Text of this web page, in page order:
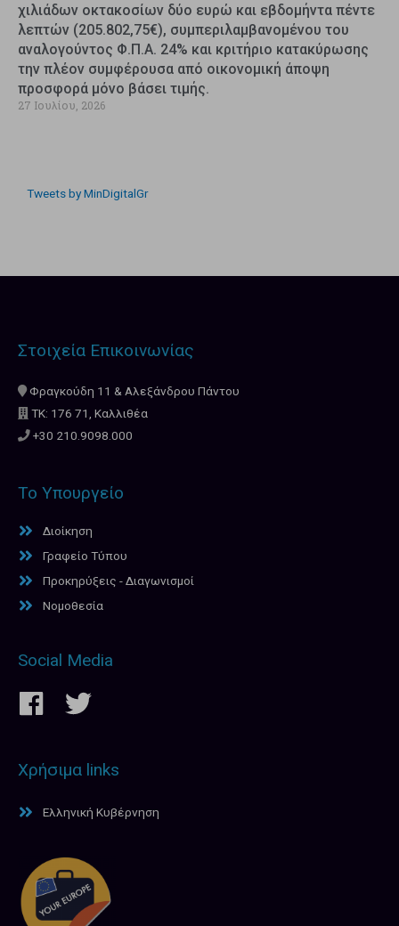
χιλιάδων οκτακοσίων δύο ευρώ και εβδομήντα πέντε
λεπτών (205.802,75€), συμπεριλαμβανομένου του
αναλογούντος Φ.Π.Α. 24% και κριτήριο κατακύρωσης
την πλέον συμφέρουσα από οικονομική άποψη
προσφορά μόνο βάσει τιμής.
27 Ιουλίου, 2026
Tweets by MinDigitalGr
Στοιχεία Επικοινωνίας
Φραγκούδη 11 & Αλεξάνδρου Πάντου
ΤΚ: 176 71, Καλλιθέα
+30 210.9098.000
Το Υπουργείο
Διοίκηση
Γραφείο Τύπου
Προκηρύξεις - Διαγωνισμοί
Νομοθεσία
Social Media
Χρήσιμα links
Ελληνική Κυβέρνηση